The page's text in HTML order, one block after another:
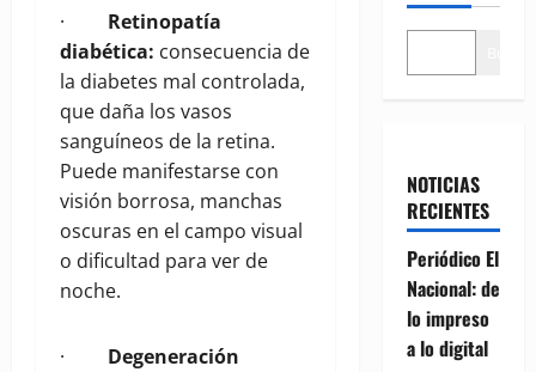
· Retinopatía
diabética: consecuencia de
la diabetes mal controlada,
que daña los vasos
sanguíneos de la retina.
Puede manifestarse con
visión borrosa, manchas
oscuras en el campo visual
o dificultad para ver de
noche.
· Degeneración
NOTICIAS
RECIENTES
Periódico El
Nacional: de
lo impreso
a lo digital